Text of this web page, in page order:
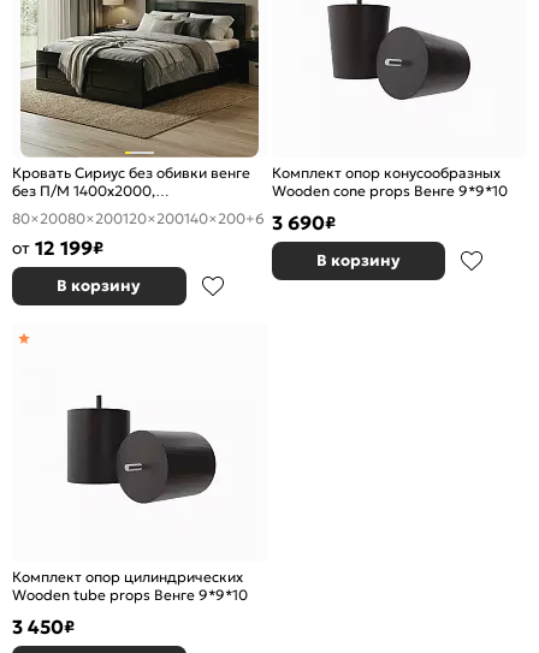
Кровать Сириус без обивки венге
без П/М 1400x2000,
ортопедическое основание,
изголовье жесткое
80×20080×200120×200140×200+6
от 12 199₽
В корзину
Комплект опор конусообразных
Wooden cone props Венге 9*9*10
3 690₽
В корзину
Комплект опор цилиндрических
Wooden tube props Венге 9*9*10
3 450₽